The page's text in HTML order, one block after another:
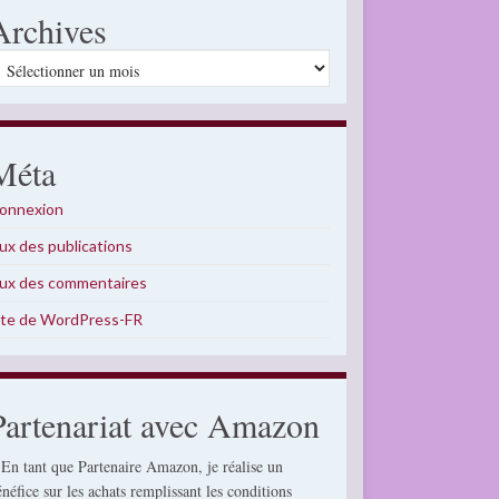
des publications
des commentaires
de WordPress-FR
avec Amazon
tant que Partenaire Amazon, je réalise un
sur les achats remplissant les conditions